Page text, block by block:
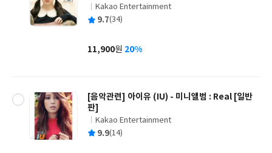
글
쓴
출
사
Kakao Entertainment
평 9.7(34)
가
11,900원 20%
[음악관련] 아이유 (IU) - 미니앨범 : Real [일반
판]
글
쓴
출
Kakao Entertainment
평 9.9(14)